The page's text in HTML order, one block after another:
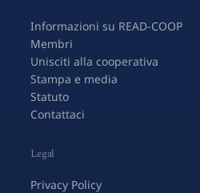
Informazioni su READ-COOP
Membri
Unisciti alla cooperativa
Stampa e media
Statuto
Contattaci
Legal
Privacy Policy